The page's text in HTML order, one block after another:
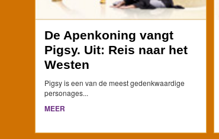
De Apenkoning vangt
Pigsy. Uit: Reis naar het
Westen
Pigsy is een van de meest gedenkwaardige
personages...
MEER